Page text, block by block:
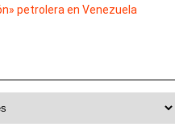
petrolera en Venezuela